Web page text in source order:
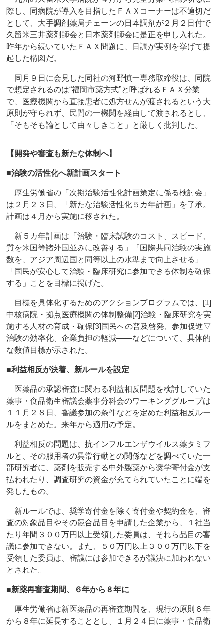
際し、同病院が導入を目指したＦＡＸコーナーは不適切だ
として、大手調剤薬局チェーンの日本調剤が２月２日付で
久留米三井薬剤師会と日本薬剤師会に是正を申し入れた。
昨年から続いていたＦＡＸ問題に、日調が実例を挙げて提
起した構図だ。
同月９日に会見した同社の河野慎一専務取締役は、同院
で想定されるのは“福岡市薬方式”と呼ばれるＦＡＸ分業
で、医療機関から直接患者に処方せんが渡されるという大
原則が守られず、民間の一機関を経由して渡されるとし、
「そもそも論として由々しきこと」と厳しく批判した。
【開発や審査も新たな体制へ】
■治験の活性化へ新計画スタート
厚生労働省の「次期治験活性化計画策定に係る検討会」
は２月２３日、「新たな治験活性化５カ年計画」を了承。
計画は４月から実施に移された。
新５カ年計画は「治験・臨床試験のコスト、スピード、
質を米国等諸外国並みに改善する」「国際共同治験の実施
数を、アジア周辺国と同等以上の水準まで向上させる」
「国民が安心して治験・臨床研究に参加できる体制を確保
する」ことを目標に掲げた。
目標を具体化するためのアクションプログラムでは、[1]
中核病院・拠点医療機関の体制整備[2]治験・臨床研究を実
施する人材の育成・確保[3]国民への普及啓発、参加促進▽
治験の効率化、企業負担の軽減――などについて、具体的
な数値目標が示された。
■利益相反が決着、新ルールを設定
医薬品の承認審査に関わる利益相反問題を検討していた
薬事・食品衛生審議会薬事分科会のワーキンググループは
１１月２８日、審議参加の条件などを定めた利益相反ルー
ルをまとめた。来年から適用の予定。
利益相反の問題は、抗インフルエンザウイルス薬タミフ
ルと、その服用者の異常行動との関係などを調べていた一
部研究者に、薬剤を販売する中外製薬から奨学寄付金が支
払われたり、調査研究の資金が充てられていたことに端を
発したもの。
新ルールでは、奨学寄付金を除く寄付金や契約金を、審
査の対象品目やその競合品目を申請した企業から、１社当
たり年間３００万円以上受領した委員は、それら品目の審
議に参加できない。また、５０万円以上３００万円以下を
受領した委員は、審議には参加できるが議決に加われない
とされた。
■新薬再審査期間、６年から８年に
厚生労働省は新医薬品の再審査期間を、現行の原則６年
から８年に延長することとし、１月２４日に薬事・食品衛